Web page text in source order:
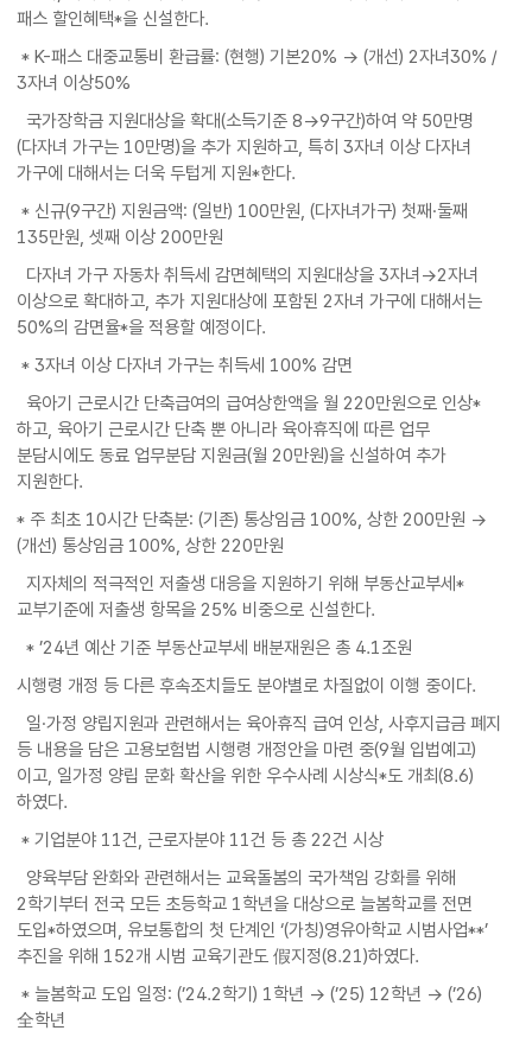
패스 할인혜택*을 신설한다.
* K-패스 대중교통비 환급률: (현행) 기본20% → (개선) 2자녀30% /
3자녀 이상50%
국가장학금 지원대상을 확대(소득기준 8→9구간)하여 약 50만명
(다자녀 가구는 10만명)을 추가 지원하고, 특히 3자녀 이상 다자녀
가구에 대해서는 더욱 두텁게 지원*한다.
* 신규(9구간) 지원금액: (일반) 100만원, (다자녀가구) 첫째·둘째
135만원, 셋째 이상 200만원
다자녀 가구 자동차 취득세 감면혜택의 지원대상을 3자녀→2자녀
이상으로 확대하고, 추가 지원대상에 포함된 2자녀 가구에 대해서는
50%의 감면율*을 적용할 예정이다.
* 3자녀 이상 다자녀 가구는 취득세 100% 감면
육아기 근로시간 단축급여의 급여상한액을 월 220만원으로 인상*
하고, 육아기 근로시간 단축 뿐 아니라 육아휴직에 따른 업무
분담시에도 동료 업무분담 지원금(월 20만원)을 신설하여 추가
지원한다.
* 주 최초 10시간 단축분: (기존) 통상임금 100%, 상한 200만원 →
(개선) 통상임금 100%, 상한 220만원
지자체의 적극적인 저출생 대응을 지원하기 위해 부동산교부세*
교부기준에 저출생 항목을 25% 비중으로 신설한다.
* ’24년 예산 기준 부동산교부세 배분재원은 총 4.1조원
시행령 개정 등 다른 후속조치들도 분야별로 차질없이 이행 중이다.
일·가정 양립지원과 관련해서는 육아휴직 급여 인상, 사후지급금 폐지
등 내용을 담은 고용보험법 시행령 개정안을 마련 중(9월 입법예고)
이고, 일가정 양립 문화 확산을 위한 우수사례 시상식*도 개최(8.6)
하였다.
* 기업분야 11건, 근로자분야 11건 등 총 22건 시상
양육부담 완화와 관련해서는 교육돌봄의 국가책임 강화를 위해
2학기부터 전국 모든 초등학교 1학년을 대상으로 늘봄학교를 전면
도입*하였으며, 유보통합의 첫 단계인 ‘(가칭)영유아학교 시범사업**’
추진을 위해 152개 시범 교육기관도 假지정(8.21)하였다.
* 늘봄학교 도입 일정: (’24.2학기) 1학년 → (’25) 12학년 → (’26)
全학년